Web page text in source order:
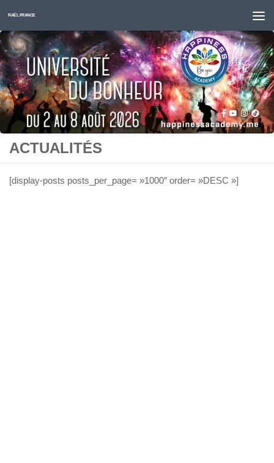
Skip to content
RAËL FRANCE
ACTUALITÉS
[display-posts posts_per_page= »1000″ order= »DESC »]